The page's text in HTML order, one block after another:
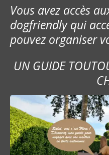
Vous avez accès
dogfriendly qui
pouvez organiser
UN GUIDE